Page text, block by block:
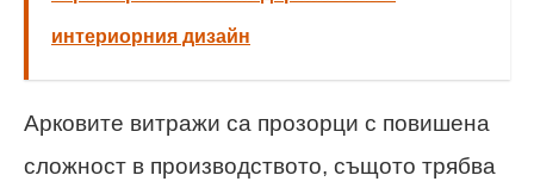
интериорния дизайн
Арковите витражи са прозорци с повишена
сложност в производството, същото трябва